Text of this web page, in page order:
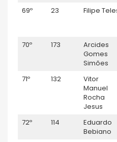
69º 23 Filipe
70º 173
Arcides
Gomes
Simões
71º 132
Vitor
Manuel
Rocha
Jesus
72º 114
Eduardo
Bebiano